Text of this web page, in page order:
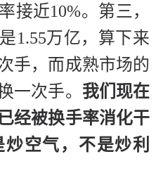
接近10%。第三，
1.55万亿，算下来
手，而成熟市场的
一次手。 我们现在
经被换手率消化干
空气，不是炒利